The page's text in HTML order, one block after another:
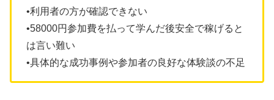
•利用者の方が確認できない
•58000円参加費を払って学んだ後安全で稼げると
は言い難い
•具体的な成功事例や参加者の良好な体験談の不足